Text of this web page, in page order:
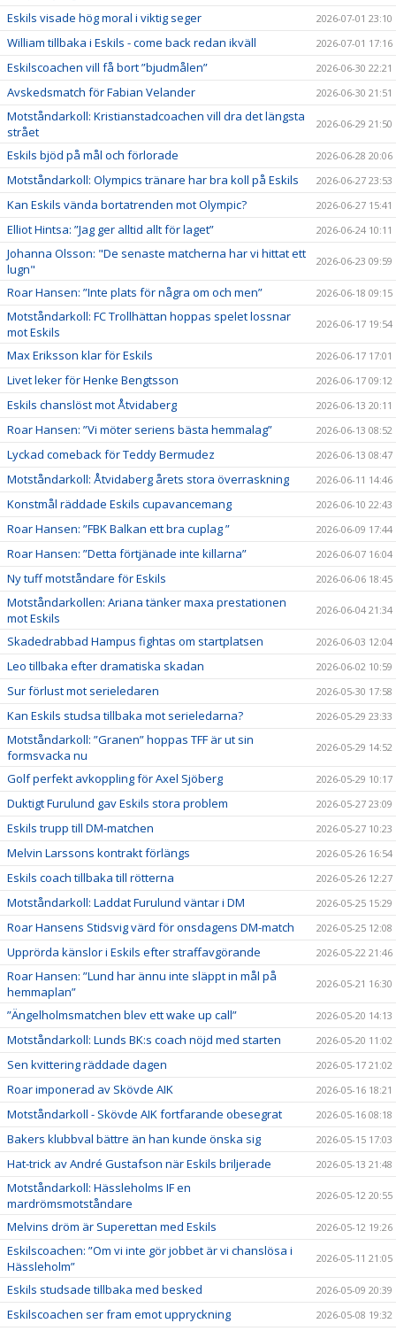
Eskils visade hög moral i viktig seger 2026-07-01 23:10
William tillbaka i Eskils - come back redan ikväll 2026-07-01 17:16
Eskilscoachen vill få bort ”bjudmålen” 2026-06-30 22:21
Avskedsmatch för Fabian Velander 2026-06-30 21:51
Motståndarkoll: Kristianstadcoachen vill dra det längsta
strået
2026-06-29 21:50
Eskils bjöd på mål och förlorade 2026-06-28 20:06
Motståndarkoll: Olympics tränare har bra koll på Eskils 2026-06-27 23:53
Kan Eskils vända bortatrenden mot Olympic? 2026-06-27 15:41
Elliot Hintsa: ”Jag ger alltid allt för laget” 2026-06-24 10:11
Johanna Olsson: "De senaste matcherna har vi hittat ett
lugn"
2026-06-23 09:59
Roar Hansen: ”Inte plats för några om och men” 2026-06-18 09:15
Motståndarkoll: FC Trollhättan hoppas spelet lossnar
mot Eskils
2026-06-17 19:54
Max Eriksson klar för Eskils 2026-06-17 17:01
Livet leker för Henke Bengtsson 2026-06-17 09:12
Eskils chanslöst mot Åtvidaberg 2026-06-13 20:11
Roar Hansen: ”Vi möter seriens bästa hemmalag” 2026-06-13 08:52
Lyckad comeback för Teddy Bermudez 2026-06-13 08:47
Motståndarkoll: Åtvidaberg årets stora överraskning 2026-06-11 14:46
Konstmål räddade Eskils cupavancemang 2026-06-10 22:43
Roar Hansen: ”FBK Balkan ett bra cuplag ” 2026-06-09 17:44
Roar Hansen: ”Detta förtjänade inte killarna” 2026-06-07 16:04
Ny tuff motståndare för Eskils 2026-06-06 18:45
Motståndarkollen: Ariana tänker maxa prestationen
mot Eskils
2026-06-04 21:34
Skadedrabbad Hampus fightas om startplatsen 2026-06-03 12:04
Leo tillbaka efter dramatiska skadan 2026-06-02 10:59
Sur förlust mot serieledaren 2026-05-30 17:58
Kan Eskils studsa tillbaka mot serieledarna? 2026-05-29 23:33
Motståndarkoll: ”Granen” hoppas TFF är ut sin
formsvacka nu
2026-05-29 14:52
Golf perfekt avkoppling för Axel Sjöberg 2026-05-29 10:17
Duktigt Furulund gav Eskils stora problem 2026-05-27 23:09
Eskils trupp till DM-matchen 2026-05-27 10:23
Melvin Larssons kontrakt förlängs 2026-05-26 16:54
Eskils coach tillbaka till rötterna 2026-05-26 12:27
Motståndarkoll: Laddat Furulund väntar i DM 2026-05-25 15:29
Roar Hansens Stidsvig värd för onsdagens DM-match 2026-05-25 12:08
Upprörda känslor i Eskils efter straffavgörande 2026-05-22 21:46
Roar Hansen: ”Lund har ännu inte släppt in mål på
hemmaplan”
2026-05-21 16:30
”Ängelholmsmatchen blev ett wake up call” 2026-05-20 14:13
Motståndarkoll: Lunds BK:s coach nöjd med starten 2026-05-20 11:02
Sen kvittering räddade dagen 2026-05-17 21:02
Roar imponerad av Skövde AIK 2026-05-16 18:21
Motståndarkoll - Skövde AIK fortfarande obesegrat 2026-05-16 08:18
Bakers klubbval bättre än han kunde önska sig 2026-05-15 17:03
Hat-trick av André Gustafson när Eskils briljerade 2026-05-13 21:48
Motståndarkoll: Hässleholms IF en
mardrömsmotståndare
2026-05-12 20:55
Melvins dröm är Superettan med Eskils 2026-05-12 19:26
Eskilscoachen: ”Om vi inte gör jobbet är vi chanslösa i
Hässleholm”
2026-05-11 21:05
Eskils studsade tillbaka med besked 2026-05-09 20:39
Eskilscoachen ser fram emot uppryckning 2026-05-08 19:32